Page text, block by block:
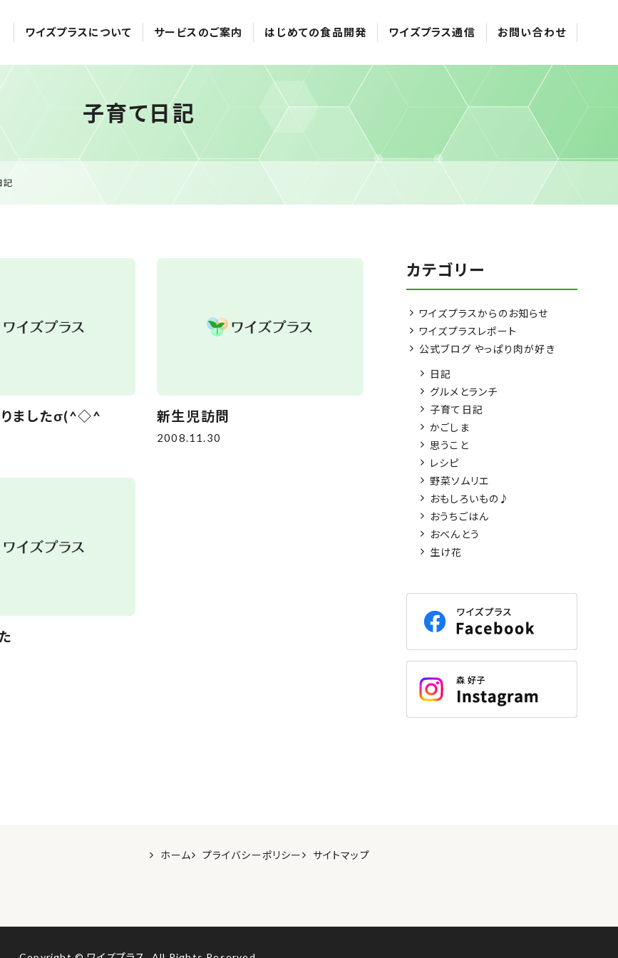
ワイズプラスについて サービスのご案内 はじめての食品開発 ワイズプラス通信 お問い合わせ
子育て日記
記
ましたσ(^◇^ 新生児訪問
2008.11.30
カテゴリー
ワイズプラスからのお知らせ
ワイズプラスレポート
公式ブログ やっぱり肉が好き
日記
グルメとランチ
子育て日記
かごしま
思うこと
レシピ
野菜ソムリエ
おもしろいもの♪
おうちごはん
おべんとう
生け花
ホーム プライバシーポリシー サイトマップ